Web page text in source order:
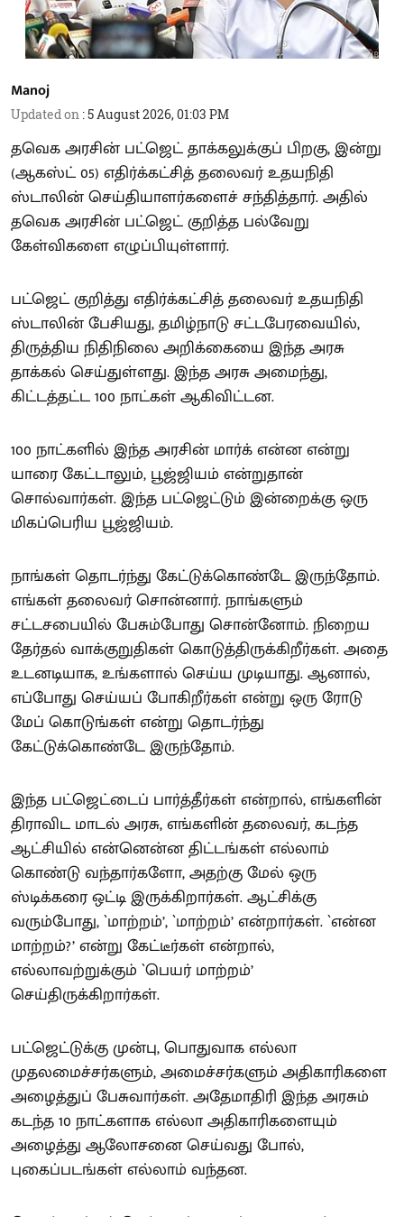
Manoj
Updated on :5 August 2026, 01:03 PM
தவெக அரசின் பட்ஜெட் தாக்கலுக்குப் பிறகு, இன்று
(ஆகஸ்ட் 05) எதிர்க்கட்சித் தலைவர் உதயநிதி
ஸ்டாலின் செய்தியாளர்களைச் சந்தித்தார். அதில்
தவெக அரசின் பட்ஜெட் குறித்த பல்வேறு
கேள்விகளை எழுப்பியுள்ளார்.
பட்ஜெட் குறித்து எதிர்க்கட்சித் தலைவர் உதயநிதி
ஸ்டாலின் பேசியது, தமிழ்நாடு சட்டபேரவையில்,
திருத்திய நிதிநிலை அறிக்கையை இந்த அரசு
தாக்கல் செய்துள்ளது. இந்த அரசு அமைந்து,
கிட்டத்தட்ட 100 நாட்கள் ஆகிவிட்டன.
100 நாட்களில் இந்த அரசின் மார்க் என்ன என்று
யாரை கேட்டாலும், பூஜ்ஜியம் என்றுதான்
சொல்வார்கள். இந்த பட்ஜெட்டும் இன்றைக்கு ஒரு
மிகப்பெரிய பூஜ்ஜியம்.
நாங்கள் தொடர்ந்து கேட்டுக்கொண்டே இருந்தோம்.
எங்கள் தலைவர் சொன்னார். நாங்களும்
சட்டசபையில் பேசும்போது சொன்னோம். நிறைய
தேர்தல் வாக்குறுதிகள் கொடுத்திருக்கிறீர்கள். அதை
உடனடியாக, உங்களால் செய்ய முடியாது. ஆனால்,
எப்போது செய்யப் போகிறீர்கள் என்று ஒரு ரோடு
மேப் கொடுங்கள் என்று தொடர்ந்து
கேட்டுக்கொண்டே இருந்தோம்.
இந்த பட்ஜெட்டைப் பார்த்தீர்கள் என்றால், எங்களின்
திராவிட மாடல் அரசு, எங்களின் தலைவர், கடந்த
ஆட்சியில் என்னென்ன திட்டங்கள் எல்லாம்
கொண்டு வந்தார்களோ, அதற்கு மேல் ஒரு
ஸ்டிக்கரை ஒட்டி இருக்கிறார்கள். ஆட்சிக்கு
வரும்போது, `மாற்றம்’, `மாற்றம்’ என்றார்கள். `என்ன
மாற்றம்?’ என்று கேட்டீர்கள் என்றால்,
எல்லாவற்றுக்கும் `பெயர் மாற்றம்’
செய்திருக்கிறார்கள்.
பட்ஜெட்டுக்கு முன்பு, பொதுவாக எல்லா
முதலமைச்சர்களும், அமைச்சர்களும் அதிகாரிகளை
அழைத்துப் பேசுவார்கள். அதேமாதிரி இந்த அரசும்
கடந்த 10 நாட்களாக எல்லா அதிகாரிகளையும்
அழைத்து ஆலோசனை செய்வது போல்,
புகைப்படங்கள் எல்லாம் வந்தன.